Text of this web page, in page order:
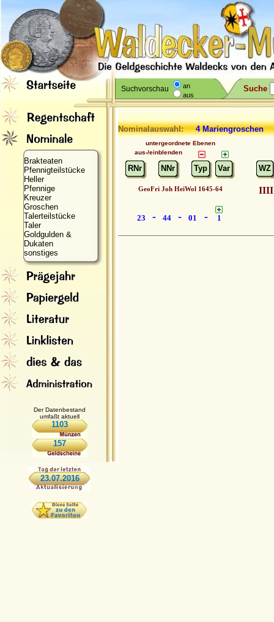
Suchvorschau
an
aus
Suche
Brakteaten
Pfennigteilstücke
Heller
Pfennige
Kreuzer
Groschen
Talerteilstücke
Taler
Goldgulden &
Dukaten
sonstiges
Der Datenbestand
umfaßt aktuell
1103
157
23.07.2016
Nominalauswahl:4
untergeordnete Ebenen
aus-/einblenden
RNr NNr Typ Var WZ
GeoFri Joh HeiWol 1645-64
23 - 44 - 01 - 1
IIII